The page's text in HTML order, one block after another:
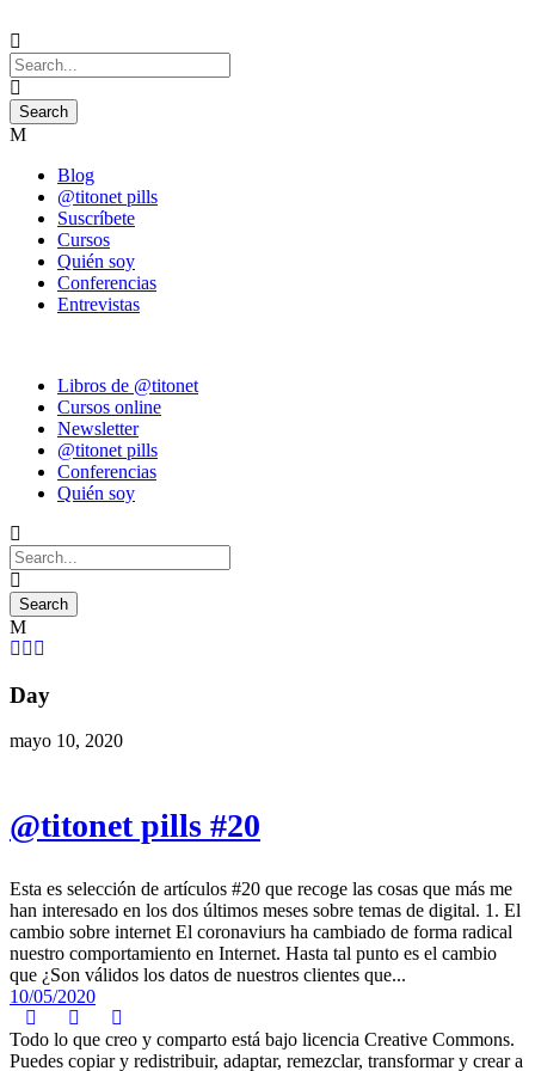
Blog
@titonet pills
Suscríbete
Cursos
Quién soy
Conferencias
Entrevistas
Libros de @titonet
Cursos online
Newsletter
@titonet pills
Conferencias
Quién soy
Day
mayo 10, 2020
@titonet pills #20
Esta es selección de artículos #20 que recoge las cosas que más me
han interesado en los dos últimos meses sobre temas de digital. 1. El
cambio sobre internet El coronaviurs ha cambiado de forma radical
nuestro comportamiento en Internet. Hasta tal punto es el cambio
que ¿Son válidos los datos de nuestros clientes que...
10/05/2020
Todo lo que creo y comparto está bajo licencia Creative Commons.
Puedes copiar y redistribuir, adaptar, remezclar, transformar y crear a